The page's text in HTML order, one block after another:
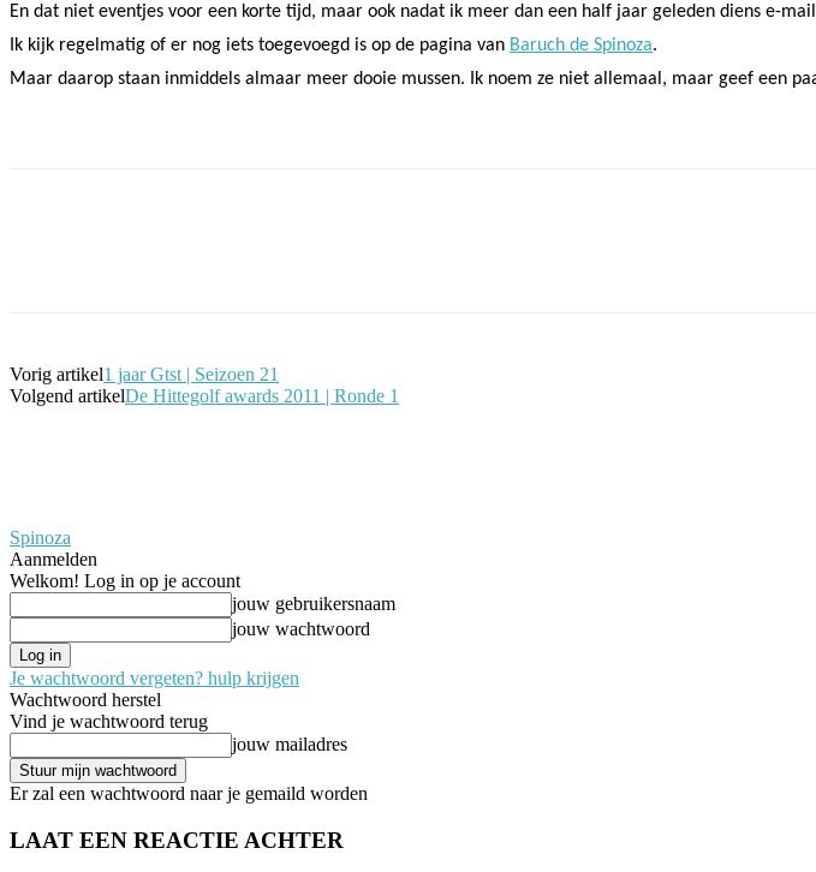
En dat niet eventjes voor een korte tijd, maar ook nadat ik meer dan een half jaar geleden diens e-
Ik kijk regelmatig of er nog iets toegevoegd is op de pagina van Baruch de Spinoza.
Maar daarop staan inmiddels almaar meer dooie mussen. Ik noem ze niet allemaal, maar geef een
Vorig artikel1 jaar Gtst | Seizoen 21
Volgend artikelDe Hittegolf awards 2011 | Ronde 1
Spinoza
Aanmelden
Welkom! Log in op je account
jouw gebruikersnaam
jouw wachtwoord
Je wachtwoord vergeten? hulp krijgen
Wachtwoord herstel
Vind je wachtwoord terug
jouw mailadres
Er zal een wachtwoord naar je gemaild worden
LAAT EEN REACTIE ACHTER